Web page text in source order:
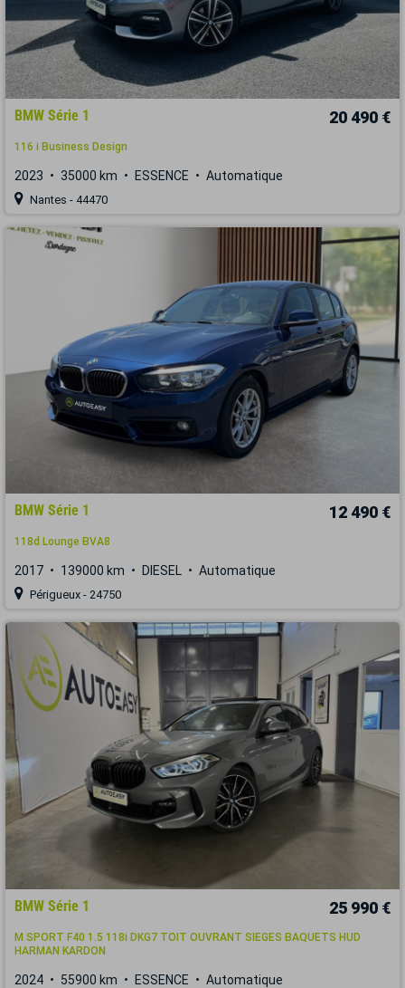
BMW Série 1 20 490 €
116 i Business Design
2023 35000 km ESSENCE Automatique
Nantes - 44470
BMW Série 1 12 490 €
118d Lounge BVA8
2017 139000 km DIESEL Automatique
Périgueux - 24750
BMW Série 1 25 990 €
M SPORT F40 1.5 118i DKG7 TOIT OUVRANT SIEGES BAQUETS HUD
HARMAN KARDON
2024 55900 km ESSENCE Automatique